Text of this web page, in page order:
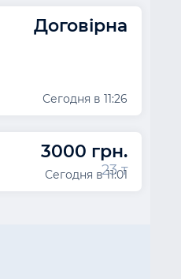
Договірна
Сегодня в 11:26
3000 грн.
23 т
Сегодня в 11:01